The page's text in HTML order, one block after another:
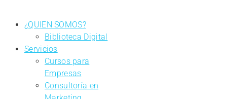
¿QUIEN SOMOS?
Biblioteca Digital
Servicios
Cursos para
Empresas
Consultoría en